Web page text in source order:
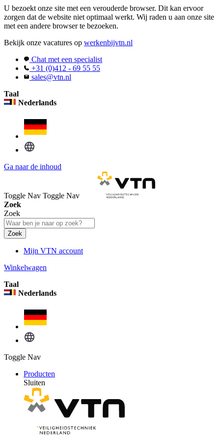
U bezoekt onze site met een verouderde browser. Dit kan ervoor
zorgen dat de website niet optimaal werkt. Wij raden u aan onze site
met een andere browser te bezoeken.
Bekijk onze vacatures op werkenbijvtn.nl
Chat met een specialist
+31 (0)412 - 69 55 55
sales@vtn.nl
Taal
Nederlands
Ga naar de inhoud
Toggle Nav Toggle Nav
Zoek
Zoek
Zoek
Mijn VTN account
Winkelwagen
Taal
Nederlands
Toggle Nav
Producten
Sluiten